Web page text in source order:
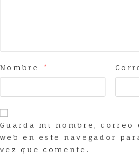
Nombre *
Guarda mi nombre, correo
web en este navegador
vez que comente.